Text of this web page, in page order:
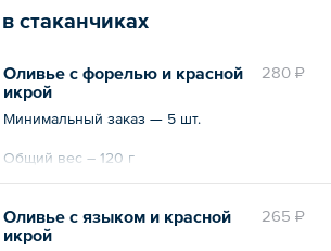
стаканчиках
280 ₽
Оливье с форелью и красной
икрой
Минимальный заказ — 5 шт.
Общий вес – 120 г
265 ₽
Оливье с языком и красной
икрой